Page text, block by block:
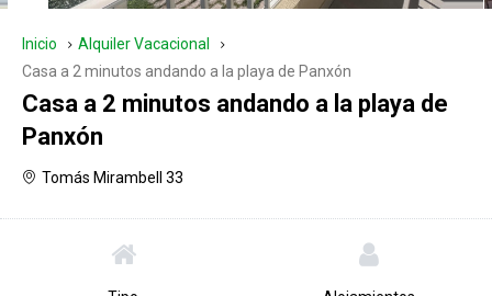
Inicio
Alquiler Vacacional
Casa a 2 minutos andando a la playa de Panxón
Casa a 2 minutos andando a la playa de
Panxón
Tomás Mirambell 33